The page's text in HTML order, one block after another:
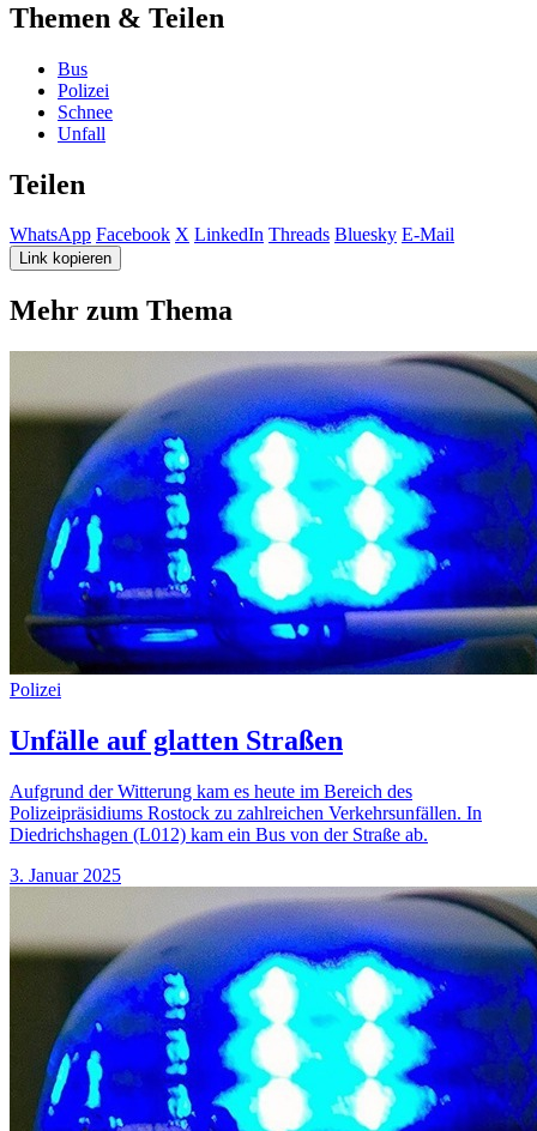
Themen & Teilen
Bus
Polizei
Schnee
Unfall
Teilen
WhatsApp Facebook X LinkedIn Threads Bluesky E-Mail
Link kopieren
Mehr zum Thema
Polizei
Unfälle auf glatten Straßen
Aufgrund der Witterung kam es heute im Bereich des
Polizeipräsidiums Rostock zu zahlreichen Verkehrsunfällen. In
Diedrichshagen (L012) kam ein Bus von der Straße ab.
3. Januar 2025